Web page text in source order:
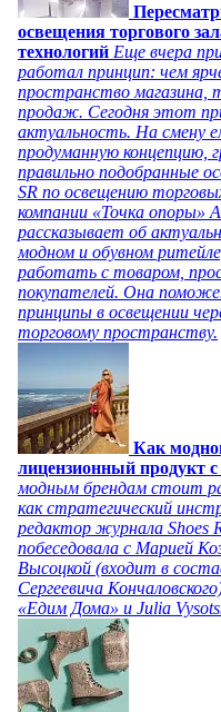
освещения торгового
технологий Еще вчера
работал принцип: чем
пространство магазина,
продаж. Сегодня этот
актуальность. На смену
продуманную концепцию,
правильно подобранные
SR по освещению
компании «Точка опоры»
рассказывает об
модном и обувном
работать с товаром,
покупателей. Она
принципы в освещении
торговому пространству.
Как
лицензионный продукт с
модным брендам стоит
как стратегический
редактор журнала Shoes
побеседовала с Марией
Высоцкой (входит в
Сергеевича
«Едим Дома» и Julia